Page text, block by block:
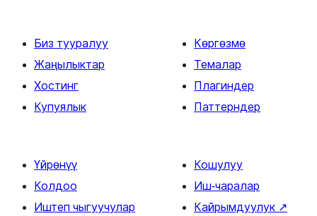
Биз тууралуу
Жаңылыктар
Хостинг
Купуялык
Көргөзмө
Темалар
Плагиндер
Паттерндер
Үйрөнүү
Колдоо
Иштеп чыгуучулар
Кошулуу
Иш-чаралар
Кайрымдуулук ↗